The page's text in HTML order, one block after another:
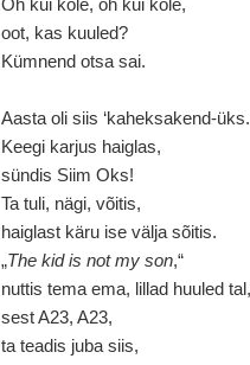
oot, kas kuuled?
Kümnend otsa sai.
Aasta oli siis ‘kaheksakend-üks.
Keegi karjus haiglas,
sündis Siim Oks!
Ta tuli, nägi, võitis,
haiglast käru ise välja sõitis.
„The kid is not my son,“
nuttis tema ema, lillad huuled tal,
sest A23, A23,
ta teadis juba siis,